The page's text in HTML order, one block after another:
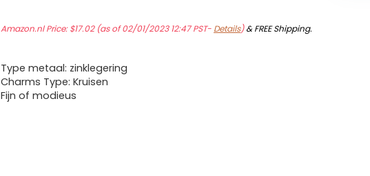
Amazon.nl Price:$17.02(as of 02/01/2023 12:47 PST- Details)&FREE Shipping.
Type metaal: zinklegering
Charms Type: Kruisen
Fijn of modieus